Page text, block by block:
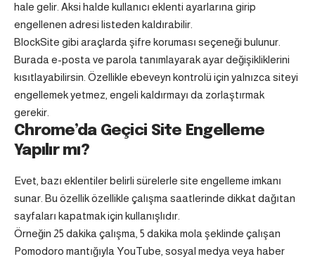
hale gelir. Aksi halde kullanıcı eklenti ayarlarına girip
engellenen adresi listeden kaldırabilir.
BlockSite gibi araçlarda şifre koruması seçeneği bulunur.
Burada e-posta ve parola tanımlayarak ayar değişikliklerini
kısıtlayabilirsin. Özellikle ebeveyn kontrolü için yalnızca siteyi
engellemek yetmez, engeli kaldırmayı da zorlaştırmak
gerekir.
Chrome’da Geçici Site Engelleme
Yapılır mı?
Evet, bazı eklentiler belirli sürelerle site engelleme imkanı
sunar. Bu özellik özellikle çalışma saatlerinde dikkat dağıtan
sayfaları kapatmak için kullanışlıdır.
Örneğin 25 dakika çalışma, 5 dakika mola şeklinde çalışan
Pomodoro mantığıyla YouTube, sosyal medya veya haber